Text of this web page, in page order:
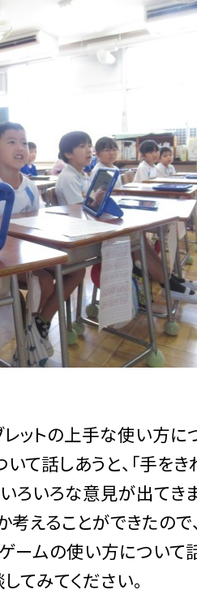
トの上手な使い方に
て話しあうと、「手をき
いろいろな意見が出て
えることができたの
ゲームの使い方について
てみてください。